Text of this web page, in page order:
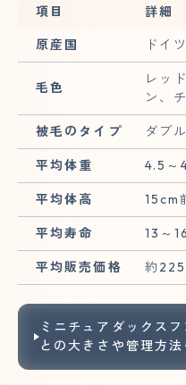
項目 詳細
原産国 ドイツ
毛色
レッ
ン、
被毛のタイプ ダブ
平均体重 4.5～
平均体高 15cm
平均寿命 13～
平均販売価格 約
ミニチュアダックス
との大きさや管理方法